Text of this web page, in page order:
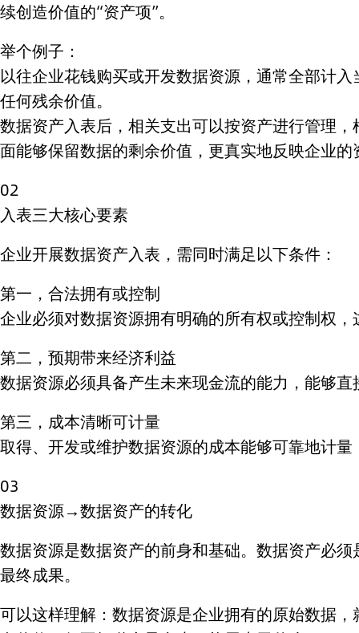
续创造价值的“资产项”。
举个例子：
以往企业花钱购买或开发数据资源，通常全部计
任何残余价值。
数据资产入表后，相关支出可以按资产进行管理
面能够保留数据的剩余价值，更真实地反映企业的
02
入表三大核心要素
企业开展数据资产入表，需同时满足以下条件：
第一，合法拥有或控制
企业必须对数据资源拥有明确的所有权或控制权
第二，预期带来经济利益
数据资源必须具备产生未来现金流的能力，能够
第三，成本清晰可计量
取得、开发或维护数据资源的成本能够可靠地计
03
数据资源→数据资产的转化
数据资源是数据资产的前身和基础。数据资产必
最终成果。
可以这样理解：数据资源是企业拥有的原始数据